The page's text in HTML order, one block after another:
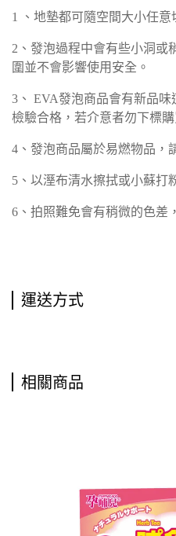
1 、地墊都可隨空間大小任意
2、發泡過程中會有些小洞或
圍並不會影響使用安全。
3、 EVA發泡商品會有新品
檢驗合格，若介意者勿下標購
4、發泡商品屬於易燃物品，
5、以溼布清水擦拭或小蘇打
6、拍照難免會有稍微的色差
運送方式
相關商品